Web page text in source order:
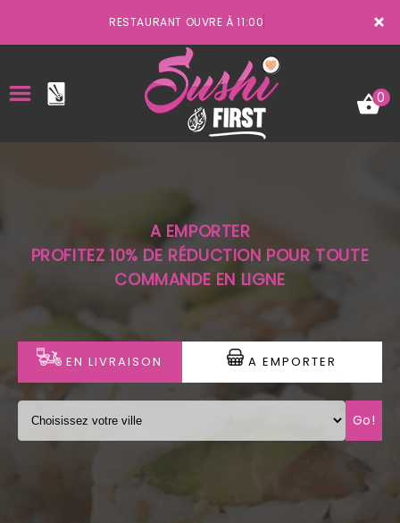
×
RESTAURANT OUVRE À 11:00
LA CARTE
VOTRE COMPTE
NOTRE RESTAURANT
VOS AVIS
MENTIONS LÉGALES
C.G.V
0
A EMPORTER
PROFITEZ 10% DE RÉDUCTION POUR TOUTE
COMMANDE EN LIGNE
EN LIVRAISON A EMPORTER
Go!